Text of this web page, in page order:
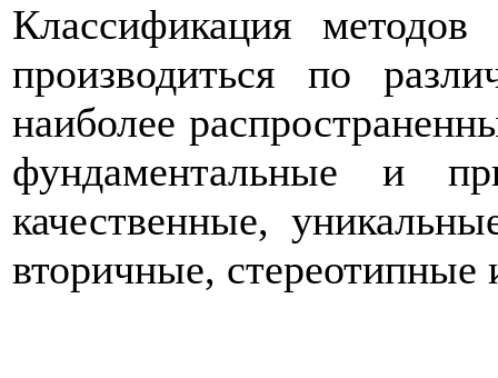
Классификация методов
производиться по
наиболее
фундаментальные и
качественные,
вторичные, стереотипные